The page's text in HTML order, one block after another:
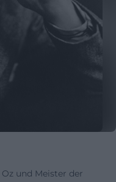
und Meister der